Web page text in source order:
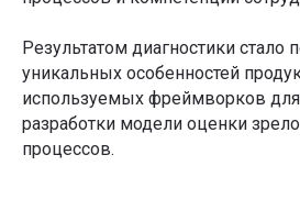
Результатом диагностики стало
уникальных особенностей
используемых фреймворков
разработки модели оценки
процессов.